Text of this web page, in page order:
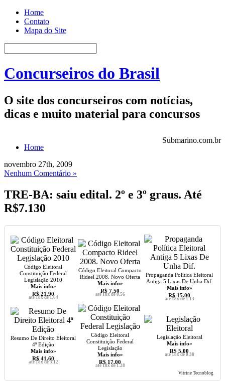
Home
Contato
Mapa do Site
Concurseiros do Brasil
O site dos concurseiros com notícias,
dicas e muito material para concursos
Submarino.com.br
Home
novembro 27th, 2009
Nenhum Comentário »
TRE-BA: saiu edital. 2º e 3º graus. Até
R$7.130
Código Eleitoral
Constituição Federal
Legislação 2010
Mais info»
R$ 21.90
até 18x de 1.64
Código Eleitoral Compacto
Rideel 2008. Novo Oferta
Mais info»
R$ 7.50
até 18x de 0.56
Propaganda Política Eleitoral
Antiga 5 Lixas De Unha Dif.
Mais info»
R$ 15.00
até 18x de 1.13
Resumo De Direito Eleitoral
4ª Edição
Mais info»
R$ 41.60
até 18x de 3.12
Código Eleitoral
Constituição Federal
Legislação
Mais info»
R$ 17.00
até 18x de 1.28
Legislação Eleitoral
Mais info»
R$ 5.00
até 18x de 0.38
Vitrine Tecnoblog